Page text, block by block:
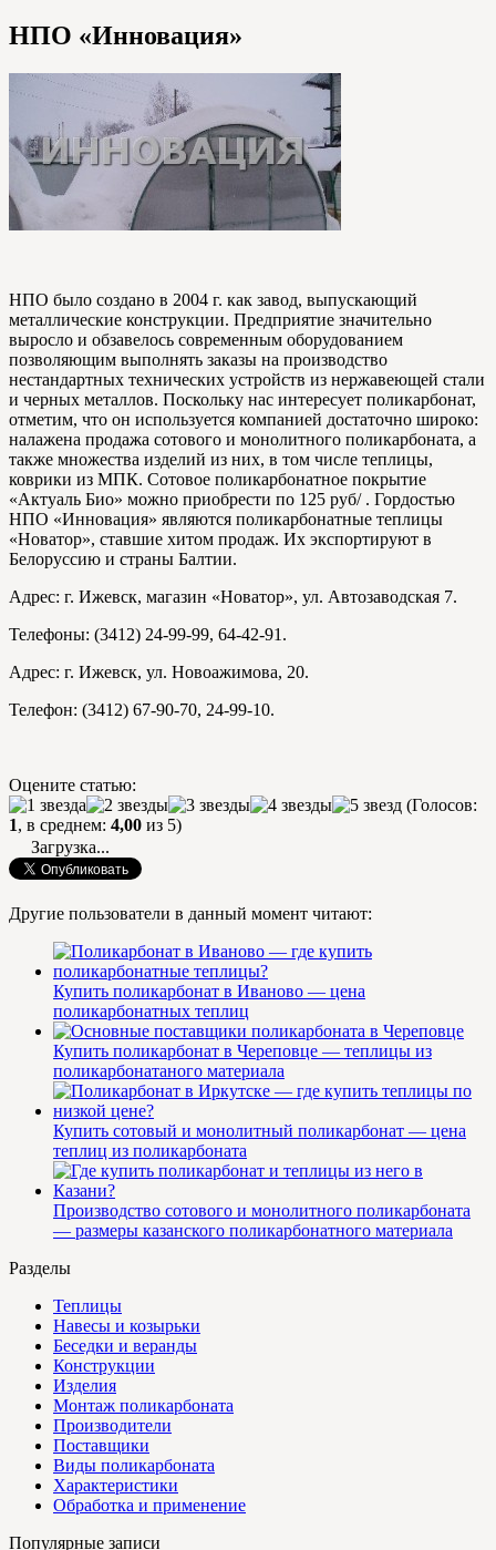
НПО «Инновация»
НПО было создано в 2004 г. как завод, выпускающий
металлические конструкции. Предприятие значительно
выросло и обзавелось современным оборудованием
позволяющим выполнять заказы на производство
нестандартных технических устройств из нержавеющей стали
и черных металлов. Поскольку нас интересует поликарбонат,
отметим, что он используется компанией достаточно широко:
налажена продажа сотового и монолитного поликарбоната, а
также множества изделий из них, в том числе теплицы,
коврики из МПК. Сотовое поликарбонатное покрытие
«Актуаль Био» можно приобрести по 125 руб/ . Гордостью
НПО «Инновация» являются поликарбонатные теплицы
«Новатор», ставшие хитом продаж. Их экспортируют в
Белоруссию и страны Балтии.
Адрес: г. Ижевск, магазин «Новатор», ул. Автозаводская 7.
Телефоны: (3412) 24-99-99, 64-42-91.
Адрес: г. Ижевск, ул. Новоажимова, 20.
Телефон: (3412) 67-90-70, 24-99-10.
Оцените статью:
(Голосов:
1, в среднем: 4,00 из 5)
Загрузка...
Другие пользователи в данный момент читают:
Купить поликарбонат в Иваново — цена
поликарбонатных теплиц
Купить поликарбонат в Череповце — теплицы из
поликарбонатаного материала
Купить сотовый и монолитный поликарбонат — цена
теплиц из поликарбоната
Производство сотового и монолитного поликарбоната
— размеры казанского поликарбонатного материала
Разделы
Теплицы
Навесы и козырьки
Беседки и веранды
Конструкции
Изделия
Монтаж поликарбоната
Производители
Поставщики
Виды поликарбоната
Характеристики
Обработка и применение
Популярные записи